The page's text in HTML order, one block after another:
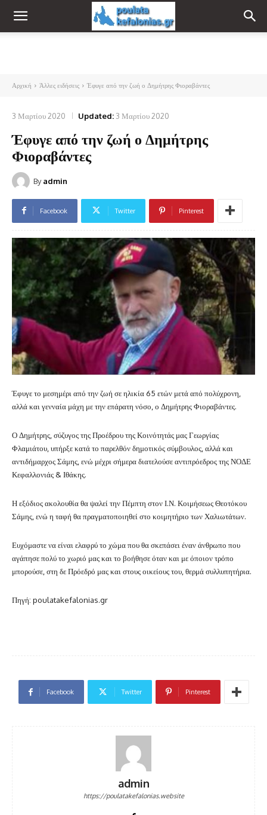
Αρχική Άλλες ειδήσεις Έφυγε από την ζωή ο Δημήτρης Φιοραβάντες
3 Μαρτίου 2020 Updated: 3 Μαρτίου 2020
Έφυγε από την ζωή ο Δημήτρης
Φιοραβάντες
By admin
Facebook Twitter Pinterest
Έφυγε το μεσημέρι από την ζωή σε ηλικία 65 ετών μετά από πολύχρονη,
αλλά και γενναία μάχη με την επάρατη νόσο, ο Δημήτρης Φιοραβάντες.
Ο Δημήτρης, σύζυγος της Προέδρου της Κοινότητάς μας Γεωργίας
Φλαμιάτου, υπήρξε κατά το παρελθόν δημοτικός σύμβουλος, αλλά και
αντιδήμαρχος Σάμης, ενώ μέχρι σήμερα διατελούσε αντιπρόεδρος της ΝΟΔΕ
Κεφαλλονιάς & Ιθάκης.
Η εξόδιος ακολουθία θα ψαλεί την Πέμπτη στον Ι.Ν. Κοιμήσεως Θεοτόκου
Σάμης, ενώ η ταφή θα πραγματοποιηθεί στο κοιμητήριο των Χαλιωτάτων.
Ευχόμαστε να είναι ελαφρύ το χώμα που θα σκεπάσει έναν άνθρωπο που
αγάπησε πολύ το χωριό μας και το βοήθησε όταν και με όποιον τρόπο
μπορούσε, στη δε Πρόεδρό μας και στους οικείους του, θερμά συλλυπητήρια.
Πηγή: poulatakefalonias.gr
Facebook Twitter Pinterest
admin
https://poulatakefalonias.website